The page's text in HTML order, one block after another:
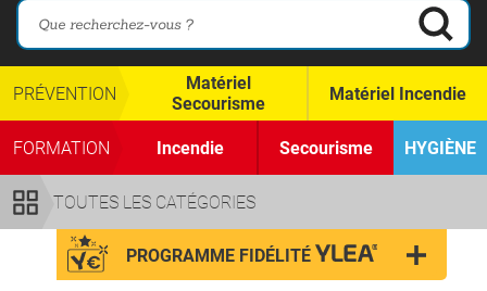
TOUTES LES CATÉGORIES
PRÉVENTION
Matériel
Secourisme
Matériel Incendie
FORMATION Incendie Secourisme HYGIÈNE
PROGRAMME FIDÉLITÉ